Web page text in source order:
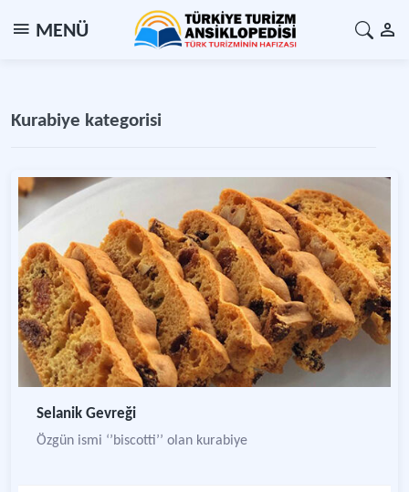
MENÜ
Kurabiye kategorisi
Selanik Gevreği
Özgün ismi ‘’biscotti’’ olan kurabiye